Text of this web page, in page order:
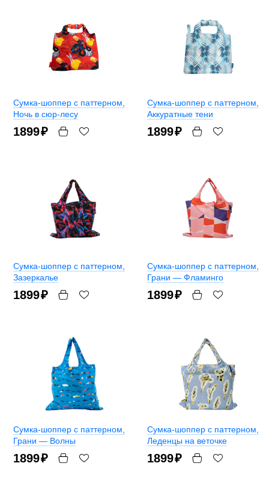
Сумка-шоппер с паттерном,
Ночь в сюр-лесу
1899₽
Сумка-шоппер с паттерном,
Аккуратные тени
1899₽
Сумка-шоппер с паттерном,
Зазеркалье
1899₽
Сумка-шоппер с паттерном,
Грани — Фламинго
1899₽
Сумка-шоппер с паттерном,
Грани — Волны
1899₽
Сумка-шоппер с паттерном,
Леденцы на веточке
1899₽